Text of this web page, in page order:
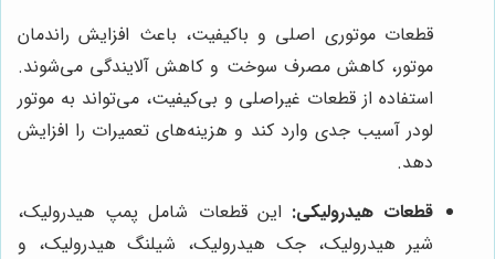
قطعات موتوری اصلی و باکیفیت، باعث افزایش راندمان
موتور، کاهش مصرف سوخت و کاهش آلایندگی می‌شوند.
استفاده از قطعات غیراصلی و بی‌کیفیت، می‌تواند به موتور
لودر آسیب جدی وارد کند و هزینه‌های تعمیرات را افزایش
دهد.
قطعات هیدرولیکی: این قطعات شامل پمپ هیدرولیک،
شیر هیدرولیک، جک هیدرولیک، شیلنگ هیدرولیک، و